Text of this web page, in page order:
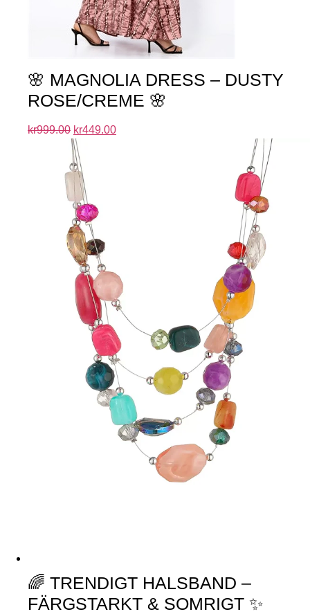
🌸 MAGNOLIA DRESS – DUSTY
ROSE/CREME 🌸
kr999.00 kr449.00
🌈 TRENDIGT HALSBAND –
FÄRGSTARKT & SOMRIGT ✨